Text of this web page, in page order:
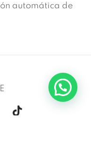
automática de